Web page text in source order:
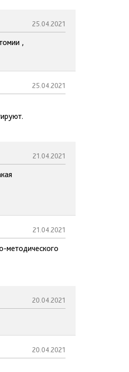
25.04.2021
,
25.04.2021
21.04.2021
21.04.2021
методического
20.04.2021
20.04.2021